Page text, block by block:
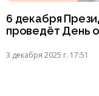
6 декабря
проведёт День
3 декабря 2025 г. 17:51